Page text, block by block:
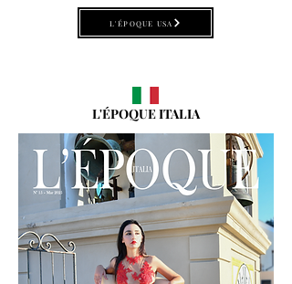
L'ÉPOQUE USA
L'ÉPOQUE ITALIA